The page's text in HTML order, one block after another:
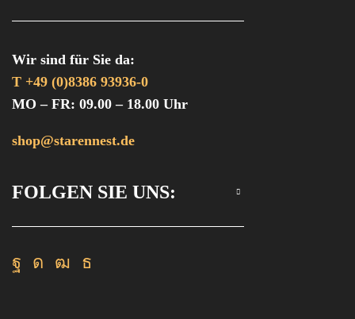
Wir sind für Sie da:
T +49 (0)8386 93936-0
MO – FR: 09.00 – 18.00 Uhr
shop@starennest.de
FOLGEN SIE UNS:
Facebook